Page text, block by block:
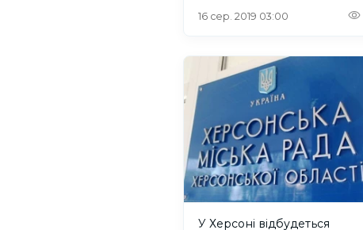
16 сер. 2019 03:00
У Херсоні відбудеться